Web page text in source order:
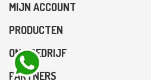
MIJN ACCOUNT
PRODUCTEN
ONS BEDRIJF
PARTNERS